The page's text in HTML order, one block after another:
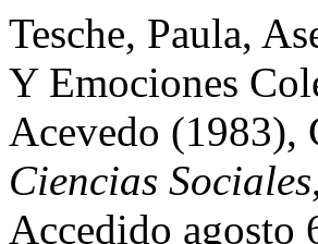
Tesche, Paula,
Y Emociones
Acevedo
Ciencias Sociales
Accedido agosto